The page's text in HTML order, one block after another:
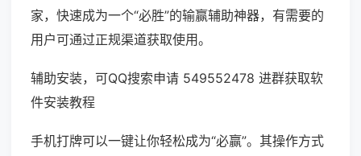
家，快速成为一个“必胜”的输赢辅助神器，有需要的
用户可通过正规渠道获取使用。
辅助安装，可QQ搜索申请 549552478 进群获取软
件安装教程
手机打牌可以一键让你轻松成为“必赢”。其操作方式